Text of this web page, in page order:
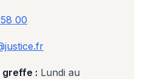
00
: Lundi au